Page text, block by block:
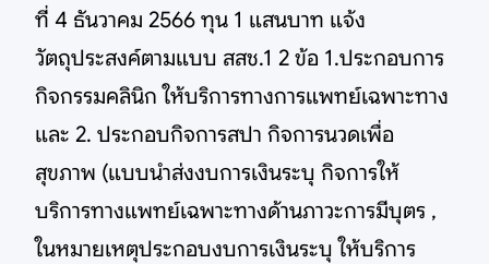
ที่ 4 ธันวาคม 2566 ทุน 1 แสนบาท แจ้ง
วัตถุประสงค์ตามแบบ สสช.1 2 ข้อ 1.ประกอบการ
กิจกรรมคลินิก ให้บริการทางการแพทย์เฉพาะทาง
และ 2. ประกอบกิจการสปา กิจการนวดเพื่อ
สุขภาพ (แบบนำส่งงบการเงินระบุ กิจการให้
บริการทางแพทย์เฉพาะทางด้านภาวะการมีบุตร ,
ในหมายเหตุประกอบงบการเงินระบุ ให้บริการ